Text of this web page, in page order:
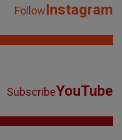
FollowInstagram
SubscribeYouTube